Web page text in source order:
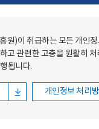
원)이 취급하는 모든 개인
고 관련한 고충을 원활히
됩니다.
개인정보 처리